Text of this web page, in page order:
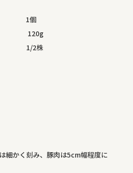
1個
120g
2株
細かく刻み、豚肉は5cm幅程度に